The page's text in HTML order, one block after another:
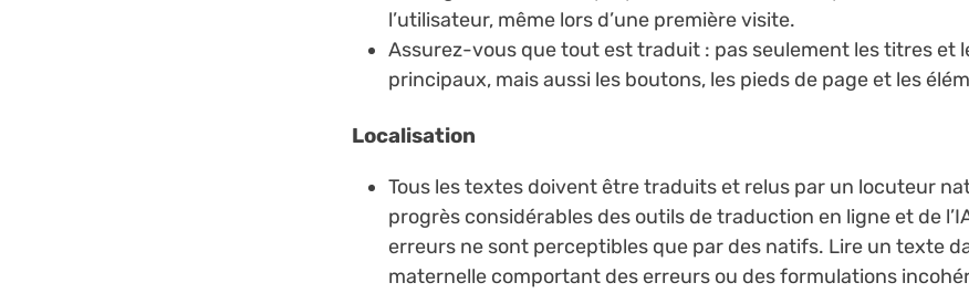
l’utilisateur, même lors d’une première visite.
Assurez-vous que tout est traduit : pas seulement les titres et
principaux, mais aussi les boutons, les pieds de page et les
Localisation
Tous les textes doivent être traduits et relus par un locuteur
progrès considérables des outils de traduction en ligne et de
erreurs ne sont perceptibles que par des natifs. Lire un texte
maternelle comportant des erreurs ou des formulations